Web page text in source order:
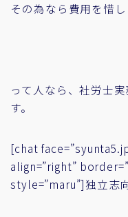
その為なら費用を惜
って人なら、社労士
す。
[chat
align=”right”
style=”maru”]独立志